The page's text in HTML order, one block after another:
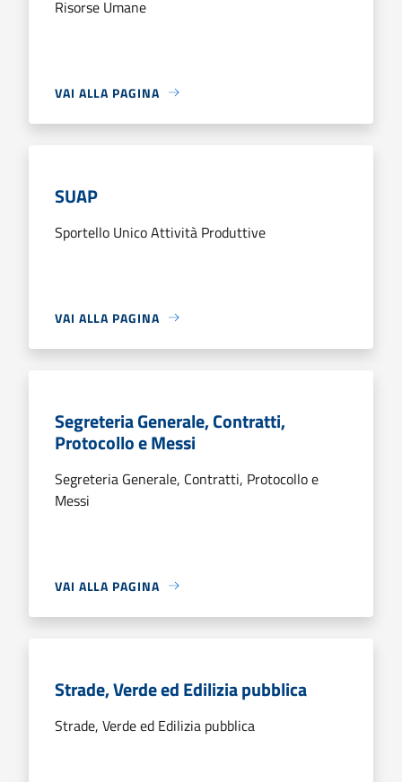
Risorse Umane
VAI ALLA PAGINA
SUAP
Sportello Unico Attività Produttive
VAI ALLA PAGINA
Segreteria Generale, Contratti,
Protocollo e Messi
Segreteria Generale, Contratti, Protocollo e
Messi
VAI ALLA PAGINA
Strade, Verde ed Edilizia pubblica
Strade, Verde ed Edilizia pubblica